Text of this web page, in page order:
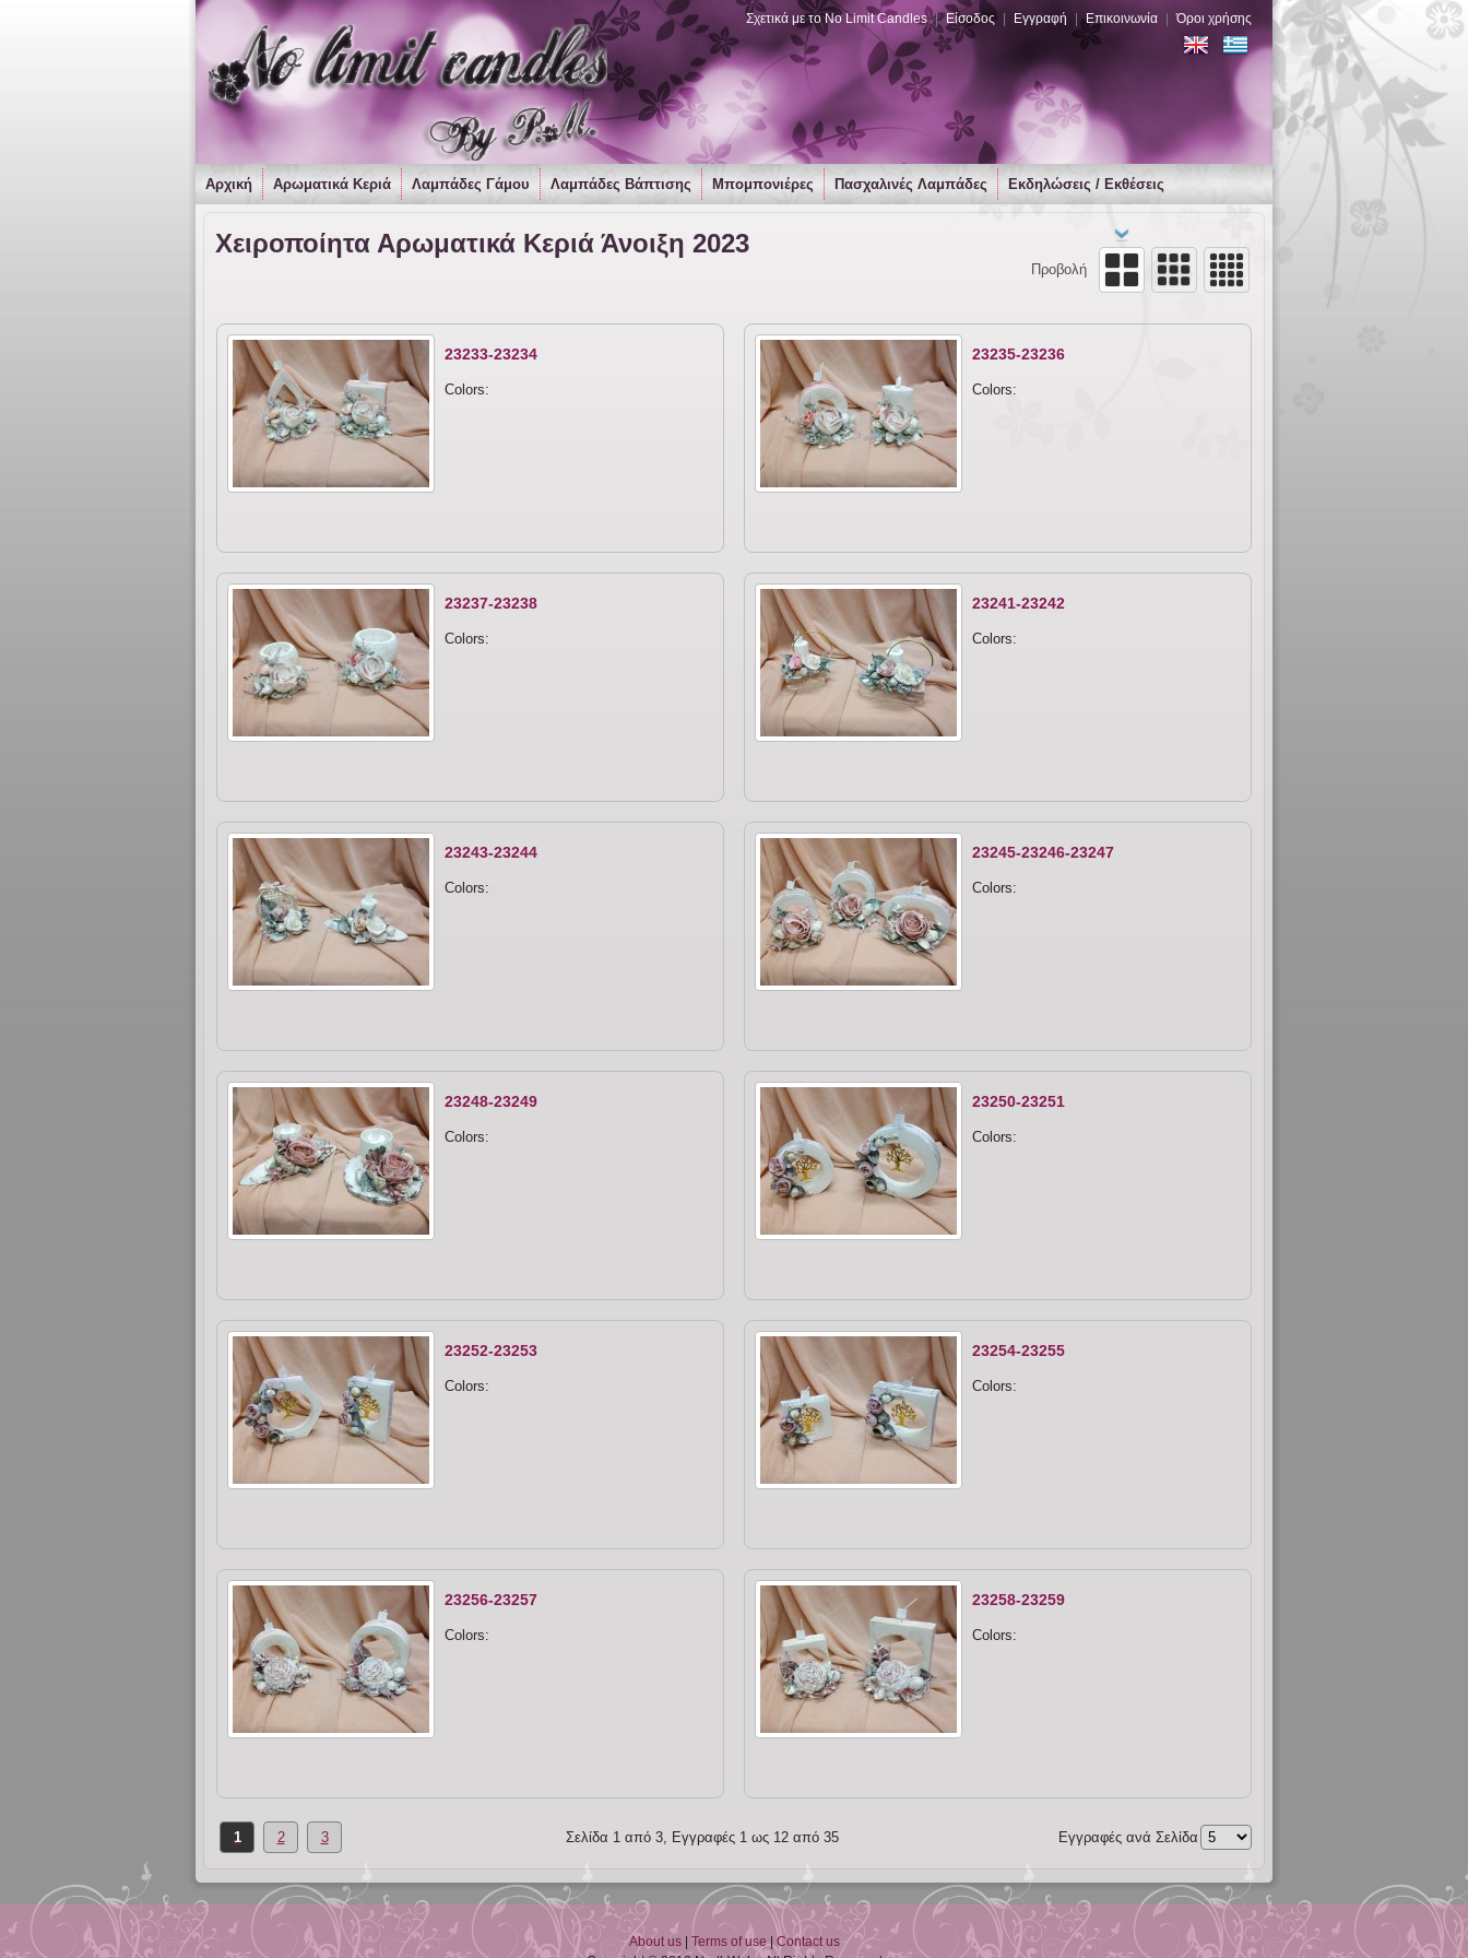
Σχετικά με το No Limit Candles | Είσοδος Εγγραφή Επικοινωνία Όροι χρήσης
Αρχική Αρωματικά Κεριά Λαμπάδες Γάμου Λαμπάδες Βάπτισης Μπομπονιέρες Πασχαλινές Λαμπάδες Εκδηλώσεις / Εκθέσεις
Χειροποίητα Αρωματικά Κεριά Άνοιξη 2023
Προβολή
23233-23234
Colors:
23235-23236
Colors:
23237-23238
Colors:
23241-23242
Colors:
23243-23244
Colors:
23245-23246-23247
Colors:
23248-23249
Colors:
23250-23251
Colors:
23252-23253
Colors:
23254-23255
Colors:
23256-23257
Colors:
23258-23259
Colors:
1 2 3 Σελίδα 1 από 3, Εγγραφές 1 ως 12 από 35 Εγγραφές ανά Σελίδα
About us| Terms of use|Contact us